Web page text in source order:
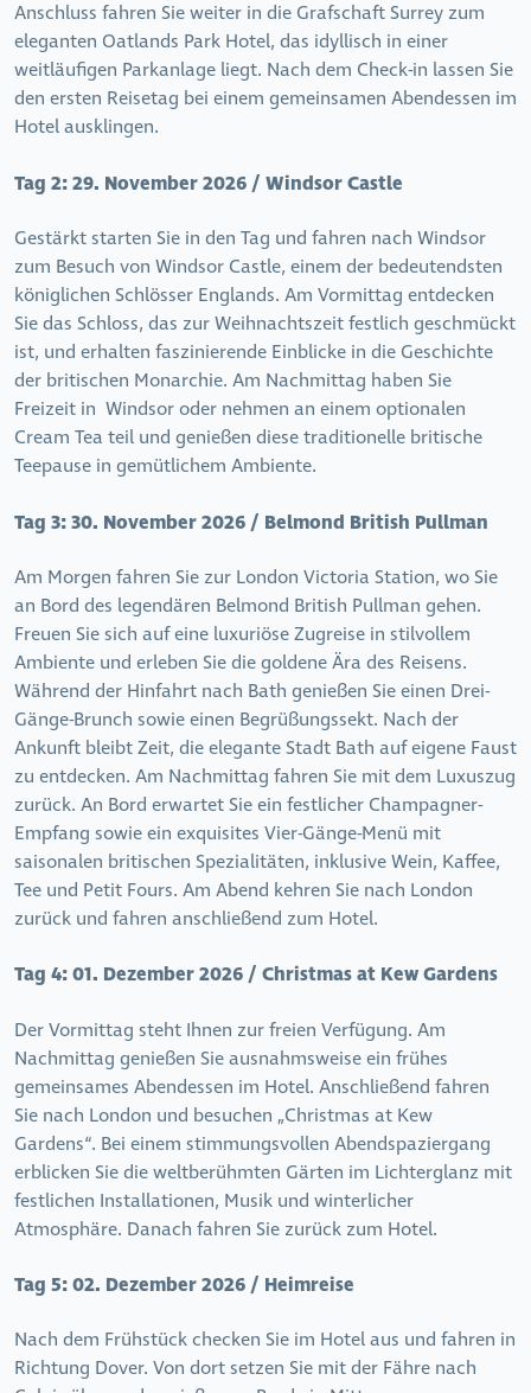
Anschluss fahren Sie weiter in die Grafschaft Surrey zum
eleganten Oatlands Park Hotel, das idyllisch in einer
weitläufigen Parkanlage liegt. Nach dem Check-in lassen Sie
den ersten Reisetag bei einem gemeinsamen Abendessen im
Hotel ausklingen.
Tag 2:29. November 2026 / Windsor Castle
Gestärkt starten Sie in den Tag und fahren nach Windsor
zum Besuch von Windsor Castle, einem der bedeutendsten
königlichen Schlösser Englands. Am Vormittag entdecken
Sie das Schloss, das zur Weihnachtszeit festlich geschmückt
ist, und erhalten faszinierende Einblicke in die Geschichte
der britischen Monarchie. Am Nachmittag haben Sie
Freizeit in Windsor oder nehmen an einem optionalen
Cream Tea teil und genießen diese traditionelle britische
Teepause in gemütlichem Ambiente.
Tag 3:30. November 2026 / Belmond British Pullman
Am Morgen fahren Sie zur London Victoria Station, wo Sie
an Bord des legendären Belmond British Pullman gehen.
Freuen Sie sich auf eine luxuriöse Zugreise in stilvollem
Ambiente und erleben Sie die goldene Ära des Reisens.
Während der Hinfahrt nach Bath genießen Sie einen Drei-
Gänge-Brunch sowie einen Begrüßungssekt. Nach der
Ankunft bleibt Zeit, die elegante Stadt Bath auf eigene Faust
zu entdecken. Am Nachmittag fahren Sie mit dem Luxuszug
zurück. An Bord erwartet Sie ein festlicher Champagner-
Empfang sowie ein exquisites Vier-Gänge-Menü mit
saisonalen britischen Spezialitäten, inklusive Wein, Kaffee,
Tee und Petit Fours. Am Abend kehren Sie nach London
zurück und fahren anschließend zum Hotel.
Tag 4:01. Dezember 2026 / Christmas at Kew Gardens
Der Vormittag steht Ihnen zur freien Verfügung. Am
Nachmittag genießen Sie ausnahmsweise ein frühes
gemeinsames Abendessen im Hotel. Anschließend fahren
Sie nach London und besuchen „Christmas at Kew
Gardens“. Bei einem stimmungsvollen Abendspaziergang
erblicken Sie die weltberühmten Gärten im Lichterglanz mit
festlichen Installationen, Musik und winterlicher
Atmosphäre. Danach fahren Sie zurück zum Hotel.
Tag 5:02. Dezember 2026 / Heimreise
Nach dem Frühstück checken Sie im Hotel aus und fahren in
Richtung Dover. Von dort setzen Sie mit der Fähre nach